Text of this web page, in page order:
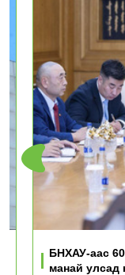
БНХАУ-аас
манай улсад